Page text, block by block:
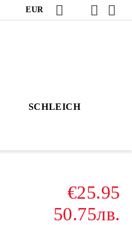
EUR
SCHLEICH
€25.95
50.75лв.